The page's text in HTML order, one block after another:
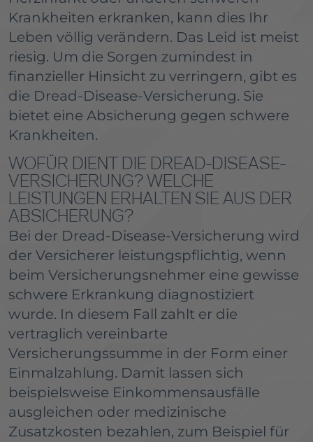
Krankheiten erkranken, kann dies Ihr
Leben völlig verändern. Das Leid ist meist
riesig. Um die Sorgen zumindest in
finanzieller Hinsicht zu verringern, gibt es
die Dread-Disease-Versicherung. Sie
bietet eine Absicherung gegen schwere
Krankheiten.
WOFÜR DIENT DIE DREAD-DISEASE-
VERSICHERUNG? WELCHE
LEISTUNGEN ERHALTEN SIE AUS DER
ABSICHERUNG?
Bei der Dread-Disease-Versicherung wird
der Versicherer leistungspflichtig, wenn
beim Versicherungsnehmer eine gewisse
schwere Erkrankung diagnostiziert
wurde. In diesem Fall zahlt er die
vertraglich vereinbarte
Versicherungssumme in der Form einer
Einmalzahlung. Damit lassen sich
beispielsweise Einkommensausfälle
ausgleichen oder medizinische
Zusatzkosten bezahlen, zum Beispiel für